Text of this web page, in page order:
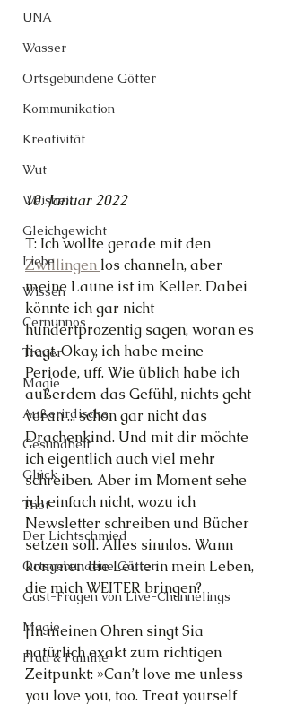
UNA
Wasser
Ortsgebundene Götter
Kommunikation
Kreativität
Wut
Weisheit
Gleichgewicht
Liebe
Wissen
Cernunnos
Trauer
Magie
Außerirdische
Gesundheit
Glück
Thot
Der Lichtschmied
Ortsgebundene Götter
Gast-Fragen von Live-Channelings
Magie
Frau & Familie
10. Januar 2022
T: Ich wollte gerade mit den
Zwillingen los channeln, aber
meine Laune ist im Keller. Dabei
könnte ich gar nicht
hundertprozentig sagen, woran es
liegt. Okay, ich habe meine
Periode, uff. Wie üblich habe ich
außerdem das Gefühl, nichts geht
voran ... schon gar nicht das
Drachenkind. Und mit dir möchte
ich eigentlich auch viel mehr
schreiben. Aber im Moment sehe
ich einfach nicht, wozu ich
Newsletter schreiben und Bücher
setzen soll. Alles sinnlos. Wann
kommen die Leute in mein Leben,
die mich WEITER bringen?
[In meinen Ohren singt Sia
natürlich exakt zum richtigen
Zeitpunkt: »Can’t love me unless
you love you, too. Treat yourself